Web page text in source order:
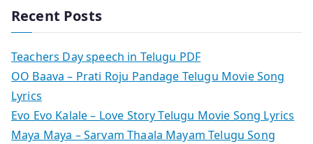
Recent Posts
Teachers Day speech in Telugu PDF
OO Baava – Prati Roju Pandage Telugu Movie Song
Lyrics
Evo Evo Kalale – Love Story Telugu Movie Song Lyrics
Maya Maya – Sarvam Thaala Mayam Telugu Song